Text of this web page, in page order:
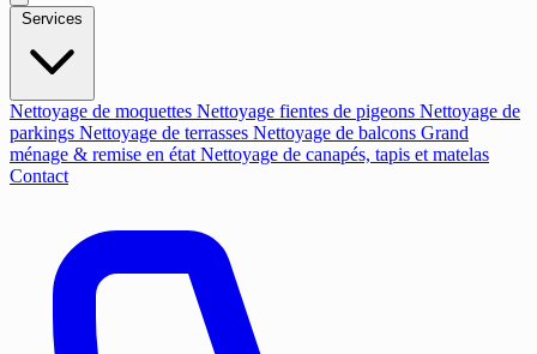
Nettoyage de moquettes Nettoyage fientes de pigeons Nettoyage de
parkings Nettoyage de terrasses Nettoyage de balcons Grand
ménage & remise en état Nettoyage de canapés, tapis et matelas
Contact